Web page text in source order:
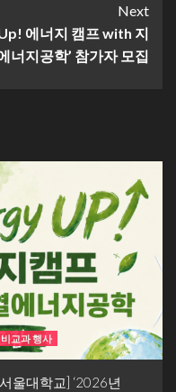
Next
에너지 캠프 with 지
너지공학’ 참가자 모집
비교과 행사
울대학교] ‘2026년